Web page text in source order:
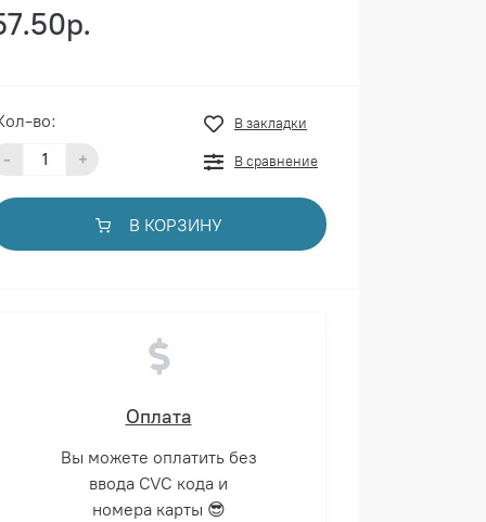
во:
- +
В закладки
В сравнение
В КОРЗИНУ
Оплата
Вы можете оплатить без
ввода CVC кода и
номера карты 😎